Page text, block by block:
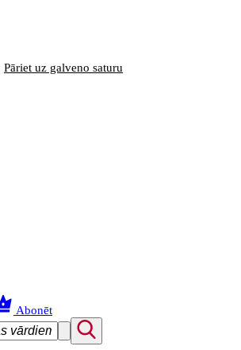
Pāriet uz galveno saturu
Abonēt